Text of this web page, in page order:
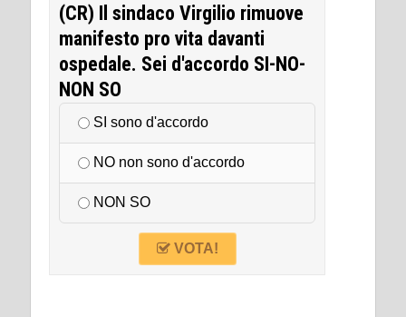
(CR) Il sindaco Virgilio rimuove
manifesto pro vita davanti
ospedale. Sei d'accordo SI-NO-
NON SO
SI sono d'accordo
NO non sono d'accordo
NON SO
VOTA!